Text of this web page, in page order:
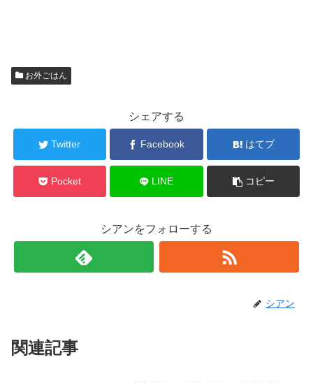
お外ごはん
シェアする
Twitter Facebook はてブ
Pocket LINE コピー
シアンをフォローする
シアン
関連記事